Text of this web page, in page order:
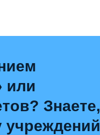
или
Знаете,
учреждений